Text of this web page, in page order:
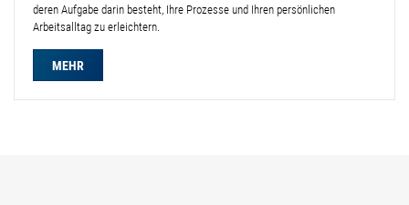
deren Aufgabe darin besteht, Ihre Prozesse und Ihren persönlichen
Arbeitsalltag zu erleichtern.
MEHR